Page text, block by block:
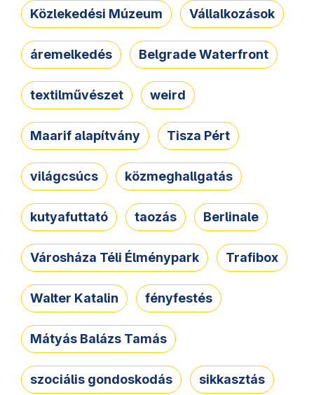
Közlekedési Múzeum Vállalkozások
áremelkedés Belgrade Waterfront
textilművészet weird
Maarif alapítvány Tisza Pért
világcsúcs közmeghallgatás
kutyafuttató taozás Berlinale
Városháza Téli Élménypark Trafibox
Walter Katalin fényfestés
Mátyás Balázs Tamás
szociális gondoskodás sikkasztás